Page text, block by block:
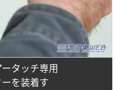
タッチ専用
を装着す